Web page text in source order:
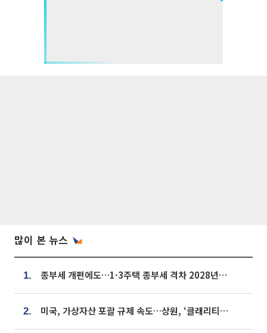
많이 본 뉴스
1. 종부세 개편에도…1·3주택 종부세 격차 2028년부터 확대
2. 미국, 가상자산 포괄 규제 속도…상원, ‘클래리티법’ 9월 절차투표 추진